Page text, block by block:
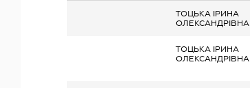
ТОЦЬКА ІРИНА
ОЛЕКСАНДРІВНА
ТОЦЬКА ІРИНА
ОЛЕКСАНДРІВНА